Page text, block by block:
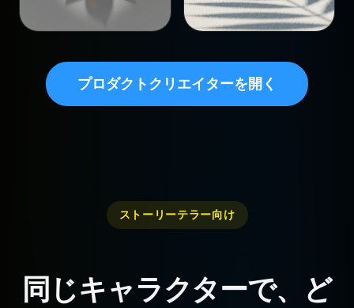
プロダクトクリエイターを開く
ストーリーテラー向け
同じキャラクターで、ど